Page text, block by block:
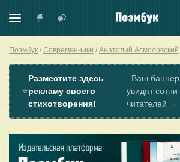
Поэмбук Современники Анатолий Асмоловский
⭐
Разместите здесь
рекламу своего
стихотворения!
Ваш баннер
увидят сотни
читателей →